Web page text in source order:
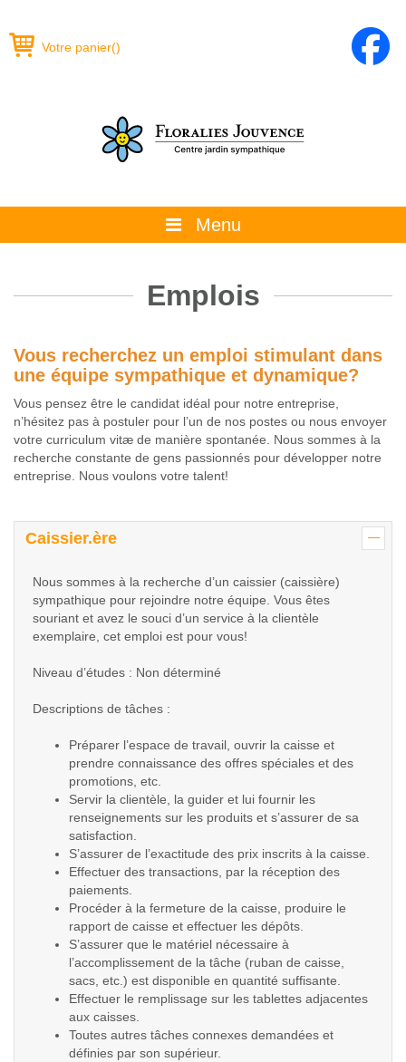
Votre panier()
Menu
La boutique
Conseils
Glossaire
Calendrier horticole
Emplois
Service à la clientèle
Emplois
Vous recherchez un emploi stimulant dans
une équipe sympathique et dynamique?
Vous pensez être le candidat idéal pour notre entreprise,
n’hésitez pas à postuler pour l’un de nos postes ou nous envoyer
votre curriculum vitæ de manière spontanée. Nous sommes à la
recherche constante de gens passionnés pour développer notre
entreprise. Nous voulons votre talent!
Caissier.ère
Nous sommes à la recherche d’un caissier (caissière)
sympathique pour rejoindre notre équipe. Vous êtes
souriant et avez le souci d’un service à la clientèle
exemplaire, cet emploi est pour vous!
Niveau d’études : Non déterminé
Descriptions de tâches :
Préparer l’espace de travail, ouvrir la caisse et
prendre connaissance des offres spéciales et des
promotions, etc.
Servir la clientèle, la guider et lui fournir les
renseignements sur les produits et s’assurer de sa
satisfaction.
S’assurer de l’exactitude des prix inscrits à la caisse.
Effectuer des transactions, par la réception des
paiements.
Procéder à la fermeture de la caisse, produire le
rapport de caisse et effectuer les dépôts.
S’assurer que le matériel nécessaire à
l’accomplissement de la tâche (ruban de caisse,
sacs, etc.) est disponible en quantité suffisante.
Effectuer le remplissage sur les tablettes adjacentes
aux caisses.
Toutes autres tâches connexes demandées et
définies par son supérieur.